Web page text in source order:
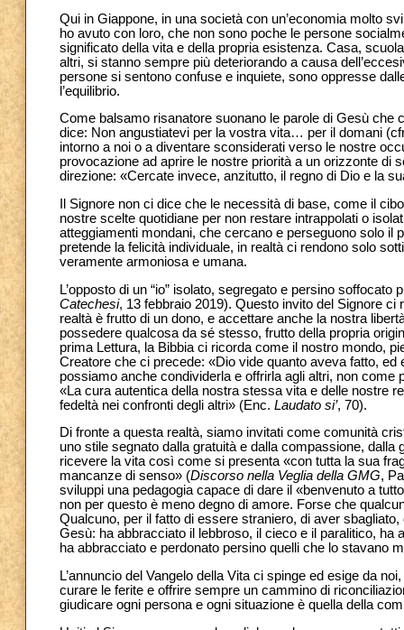
Qui in Giappone, in una società con un’economia molto
ho avuto con loro, che non sono poche le persone
significato della vita e della propria esistenza. Casa,
altri, si stanno sempre più deteriorando a causa
persone si sentono confuse e inquiete, sono oppresse
l’equilibrio.
Come balsamo risanatore suonano le parole di Gesù che
dice: Non angustiatevi per la vostra vita… per il domani
intorno a noi o a diventare sconsiderati verso le nostre
provocazione ad aprire le nostre priorità a un orizzonte
direzione: «Cercate invece, anzitutto, il regno di Dio e la
Il Signore non ci dice che le necessità di base, come il
nostre scelte quotidiane per non restare intrappolati o
atteggiamenti mondani, che cercano e perseguono solo il
pretende la felicità individuale, in realtà ci rendono solo
veramente armoniosa e umana.
L’opposto di un “io” isolato, segregato e persino
Catechesi, 13 febbraio 2019). Questo invito del Signore
realtà è frutto di un dono, e accettare anche la nostra
possedere qualcosa da sé stesso, frutto della propria
prima Lettura, la Bibbia ci ricorda come il nostro mondo,
Creatore che ci precede: «Dio vide quanto aveva fatto,
possiamo anche condividerla e offrirla agli altri, non
«La cura autentica della nostra stessa vita e delle nostre
fedeltà nei confronti degli altri» (Enc. Laudato si’, 70).
Di fronte a questa realtà, siamo invitati come comunità
uno stile segnato dalla gratuità e dalla compassione,
ricevere la vita così come si presenta «con tutta la sua
mancanze di senso» (Discorso nella Veglia della GMG,
sviluppi una pedagogia capace di dare il «benvenuto a
non per questo è meno degno di amore. Forse che
Qualcuno, per il fatto di essere straniero, di aver
Gesù: ha abbracciato il lebbroso, il cieco e il paralitico,
ha abbracciato e perdonato persino quelli che lo stavano
L’annuncio del Vangelo della Vita ci spinge ed esige da
curare le ferite e offrire sempre un cammino di
giudicare ogni persona e ogni situazione è quella della